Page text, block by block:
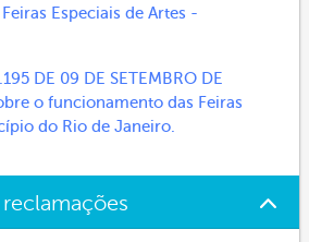
Especiais de Artes -
DE 09 DE SETEMBRO DE
o funcionamento das Feiras
do Rio de Janeiro.